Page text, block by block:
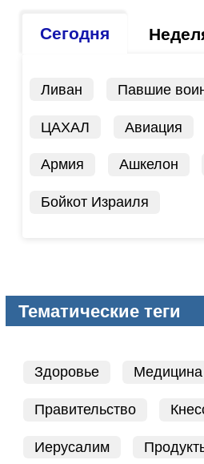
Сегодня
Ливан Павшие
ЦАХАЛ Авиация
Армия Ашкелон
Бойкот Израиля
Тематические теги
Здоровье Медицина
Правительство
Иерусалим